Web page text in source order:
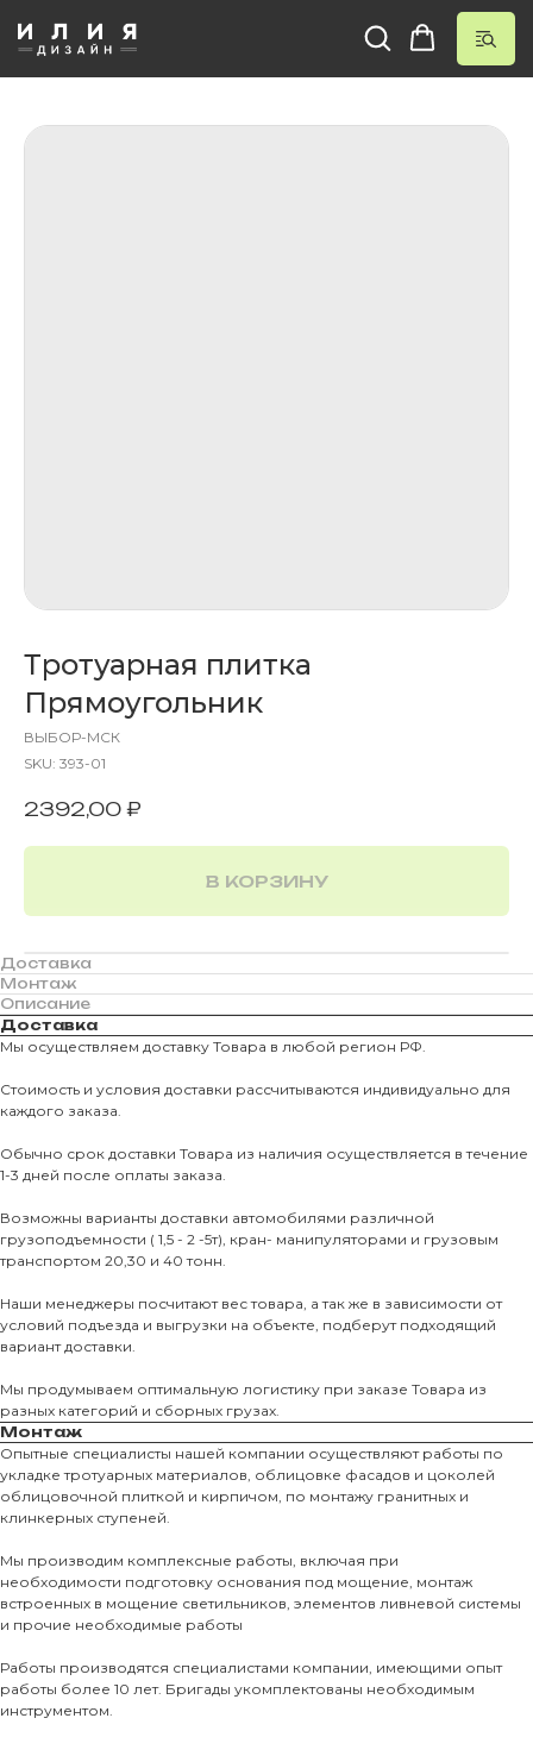
Тротуарная плитка
Прямоугольник
ВЫБОР-МСК
SKU: 393-01
2392,00 ₽
В КОРЗИНУ
Доставка
Монтаж
Описание
Доставка
Мы осуществляем доставку Товара в любой регион РФ.
Стоимость и условия доставки рассчитываются индивидуально для
каждого заказа.
Обычно срок доставки Товара из наличия осуществляется в течение
1-3 дней после оплаты заказа.
Возможны варианты доставки автомобилями различной
грузоподъемности ( 1,5 - 2 -5т), кран- манипуляторами и грузовым
транспортом 20,30 и 40 тонн.
Наши менеджеры посчитают вес товара, а так же в зависимости от
условий подъезда и выгрузки на объекте, подберут подходящий
вариант доставки.
Мы продумываем оптимальную логистику при заказе Товара из
разных категорий и сборных грузах.
Монтаж
Опытные специалисты нашей компании осуществляют работы по
укладке тротуарных материалов, облицовке фасадов и цоколей
облицовочной плиткой и кирпичом, по монтажу гранитных и
клинкерных ступеней.
Мы производим комплексные работы, включая при
необходимости подготовку основания под мощение, монтаж
встроенных в мощение светильников, элементов ливневой системы
и прочие необходимые работы
Работы производятся специалистами компании, имеющими опыт
работы более 10 лет. Бригады укомплектованы необходимым
инструментом.
О КОМПАНИИ
О нас